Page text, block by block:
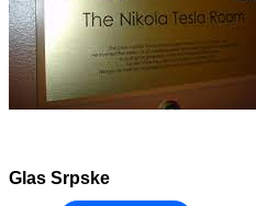
Glas Srpske